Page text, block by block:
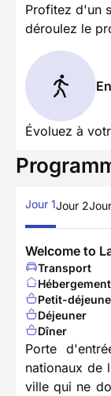
Profitez d'un
déroulez le
Évoluez à
Jour 1Jour 2
Welcome to
Transport
Hébergement
Petit-
Déjeuner
Dîner
Porte
nationaux de
ville qui ne